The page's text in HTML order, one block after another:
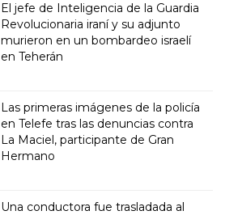
El jefe de Inteligencia de la Guardia
Revolucionaria iraní y su adjunto
murieron en un bombardeo israelí
en Teherán
Las primeras imágenes de la policía
en Telefe tras las denuncias contra
La Maciel, participante de Gran
Hermano
Una conductora fue trasladada al